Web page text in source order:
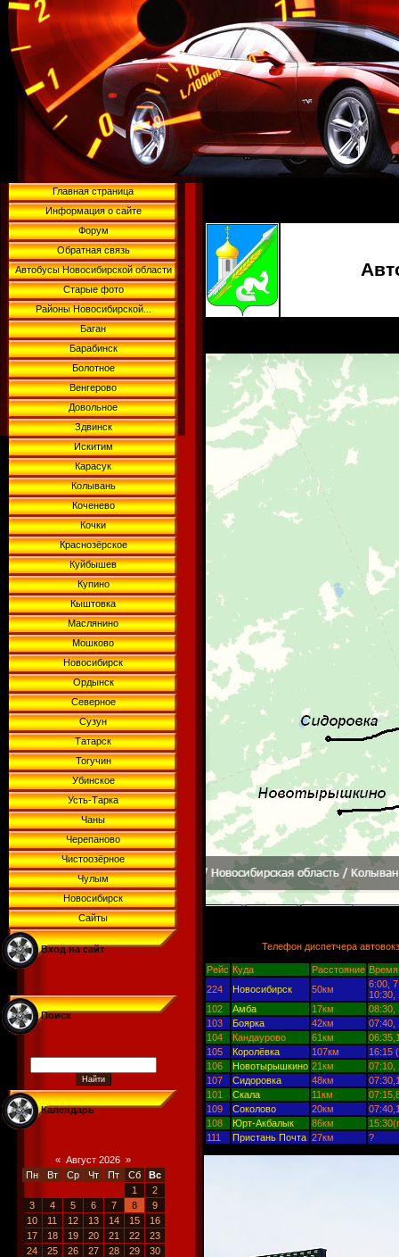
Главная страница
Информация о сайте
Форум
Обратная связь
Автобусы Новосибирской области
Старые фото
Районы Новосибирской...
Баган
Барабинск
Болотное
Венгерово
Довольное
Здвинск
Искитим
Карасук
Колывань
Коченево
Кочки
Краснозёрское
Куйбышев
Купино
Кыштовка
Маслянино
Мошково
Новосибирск
Ордынск
Северное
Сузун
Татарск
Тогучин
Убинское
Усть-Тарка
Чаны
Черепаново
Чистоозёрное
Чулым
Новосибирск
Сайты
Вход на сайт
Поиск
Календарь
« Август 2026 »
Пн
Вт Ср Чт Пт Сб
Вс
1
2
3
4 5 6 7 8
9
10
11 12 13 14 15
16
17
18 19 20 21 22
23
24
25 26 27 28 29
30
Телефон диспетчера
Рейс Куда Расстояние Время
224
Новосибирск 50км
6:00,
10:30,
102
Амба 17км
08:30,
103
Боярка 42км
07:40,
104
Кандаурово 61км
105
Королёвка 107км
16:15
106
Новотырышкино 21км
07:10,
107
Сидоровка 48км
101
Скала 11км
109
Соколово 20км
108
Юрт-Акбалык 86км
111
Пристань Почта 27км ?